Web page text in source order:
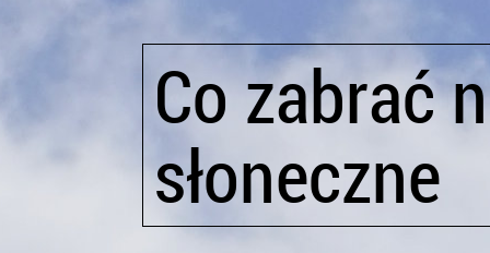
Co zabrać
słoneczne